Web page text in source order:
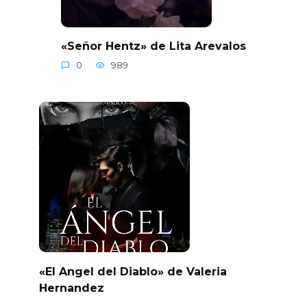
«Señor Hentz» de Lita Arevalos
0 989
«El Angel del Diablo» de Valeria
Hernandez